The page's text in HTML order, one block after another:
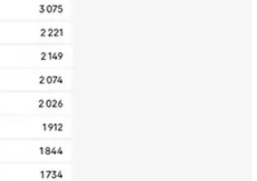
uso de perfis automatizados e redes sincronizadas para
massiva de mensagens, disparo simultâneo de hashtags
derrubada de contas e amplificação artificial de conteúdo por
mecânica de publicações, a concentração do volume em
estrutura digital permanente de mobilização e pressão política
para coordenar a militância digital lulista assumiram nova